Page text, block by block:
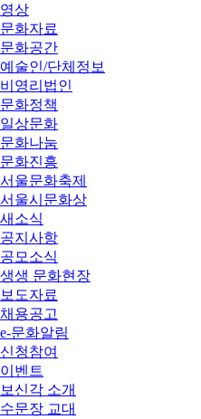
영상
문화자료
문화공간
예술인/단체정보
비영리법인
문화정책
일상문화
문화나눔
문화진흥
서울문화축제
서울시문화상
새소식
공지사항
공모소식
생생 문화현장
보도자료
채용공고
e-문화알림
신청참여
이벤트
보신각 소개
수문장 교대